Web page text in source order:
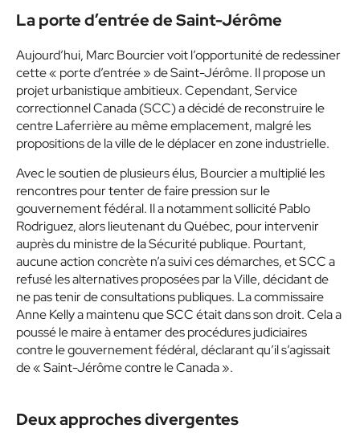
La porte d’entrée de Saint-Jérôme
Aujourd’hui, Marc Bourcier voit l’opportunité de redessiner
cette « porte d’entrée » de Saint-Jérôme. Il propose un
projet urbanistique ambitieux. Cependant, Service
correctionnel Canada (SCC) a décidé de reconstruire le
centre Laferrière au même emplacement, malgré les
propositions de la ville de le déplacer en zone industrielle.
Avec le soutien de plusieurs élus, Bourcier a multiplié les
rencontres pour tenter de faire pression sur le
gouvernement fédéral. Il a notamment sollicité Pablo
Rodriguez, alors lieutenant du Québec, pour intervenir
auprès du ministre de la Sécurité publique. Pourtant,
aucune action concrète n’a suivi ces démarches, et SCC a
refusé les alternatives proposées par la Ville, décidant de
ne pas tenir de consultations publiques. La commissaire
Anne Kelly a maintenu que SCC était dans son droit. Cela a
poussé le maire à entamer des procédures judiciaires
contre le gouvernement fédéral, déclarant qu’il s’agissait
de « Saint-Jérôme contre le Canada ».
Deux approches divergentes